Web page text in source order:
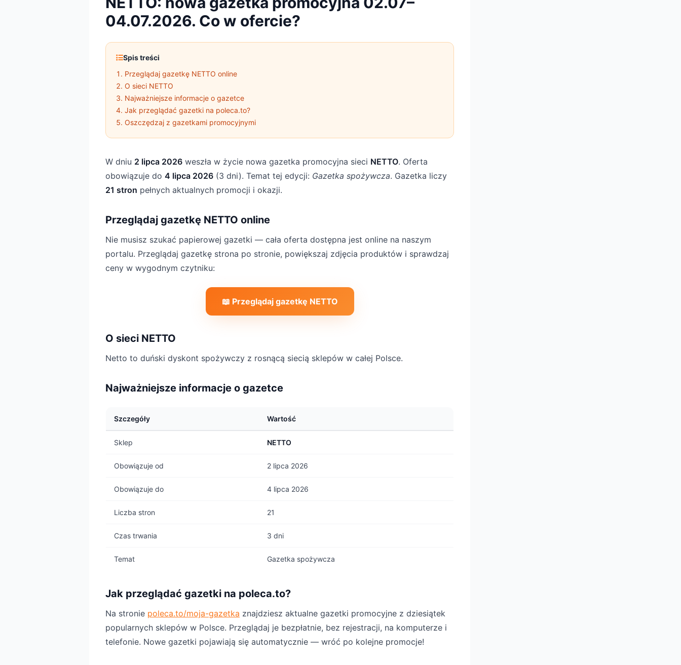
04.07.2026. Co w ofercie?
Spis treści
Przeglądaj gazetkę NETTO online
O sieci NETTO
Najważniejsze informacje o gazetce
Jak przeglądać gazetki na poleca.to?
Oszczędzaj z gazetkami promocyjnymi
W dniu 2 lipca 2026 weszła w życie nowa gazetka promocyjna sieci NETTO. Oferta
obowiązuje do 4 lipca 2026 (3 dni). Temat tej edycji: Gazetka spożywcza. Gazetka liczy
21 stron pełnych aktualnych promocji i okazji.
Przeglądaj gazetkę NETTO online
Nie musisz szukać papierowej gazetki — cała oferta dostępna jest online na naszym
portalu. Przeglądaj gazetkę strona po stronie, powiększaj zdjęcia produktów i sprawdzaj
ceny w wygodnym czytniku:
📖 Przeglądaj gazetkę NETTO
O sieci NETTO
Netto to duński dyskont spożywczy z rosnącą siecią sklepów w całej Polsce.
Najważniejsze informacje o gazetce
Szczegóły Wartość
Sklep NETTO
Obowiązuje od 2 lipca 2026
Obowiązuje do 4 lipca 2026
Liczba stron 21
Czas trwania 3 dni
Temat Gazetka spożywcza
Jak przeglądać gazetki na poleca.to?
Na stronie poleca.to/moja-gazetka znajdziesz aktualne gazetki promocyjne z dziesiątek
popularnych sklepów w Polsce. Przeglądaj je bezpłatnie, bez rejestracji, na komputerze i
telefonie. Nowe gazetki pojawiają się automatycznie — wróć po kolejne promocje!